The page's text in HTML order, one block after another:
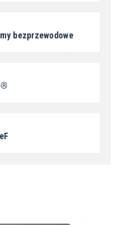
bezprzewodowe